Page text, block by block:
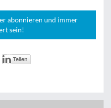
abonnieren und immer
sein!